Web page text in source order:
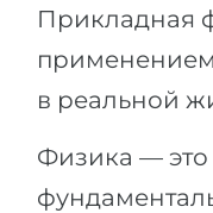
Прикладная
в реальной
Физика — это